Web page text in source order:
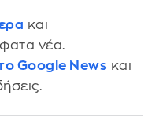
και
νέα.
Google News και